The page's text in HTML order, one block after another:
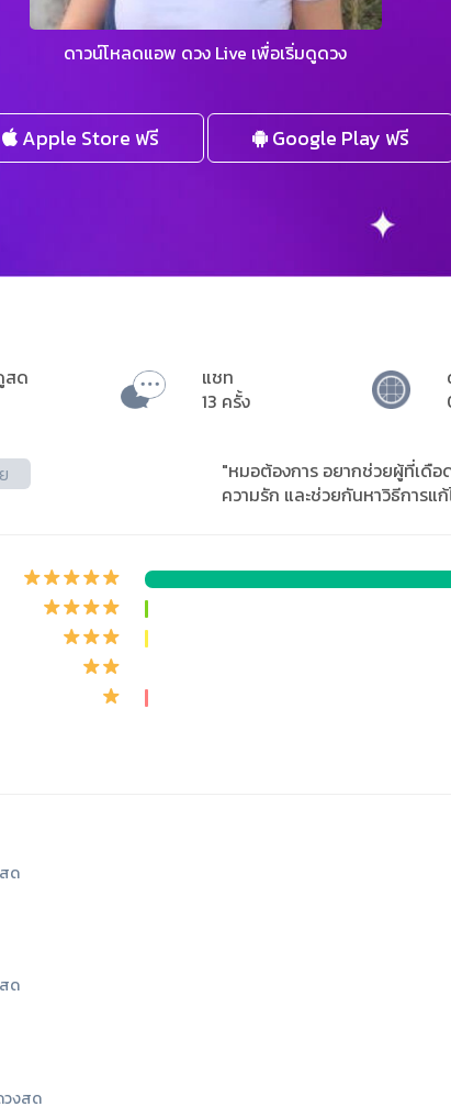
ดาวน์โหลดแอพ ดวง Live เพื่อเริ่มดูดวง
Apple Store ฟรี Google Play ฟรี
สด
แชท
13 ครั้ง
"หมอต้องการ อยากช่วยผู้ที่เดือด
ความรัก และช่วยกันหาวิธีการแ
ด
ด
วงสด